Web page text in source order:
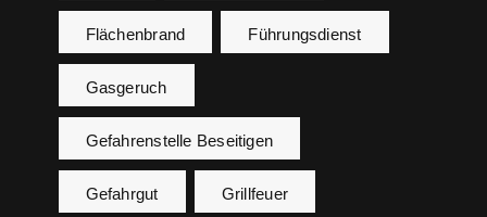
Flächenbrand Führungsdienst
Gasgeruch
Gefahrenstelle Beseitigen
Gefahrgut Grillfeuer